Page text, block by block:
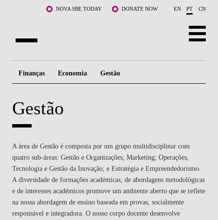
Saltar para o conteúdo principalNOVA SBE TODAY DONATE NOW EN PT CN
DOCENTES E INVESTIGAÇÃO
LIFE AT NOVA SBE
WHAT'S HAPPENING
Finanças Economia Gestão
Gestão
A área de Gestão é composta por um grupo multidisciplinar com
quatro sub-áreas: Gestão e Organizações; Marketing; Operações,
Tecnologia e Gestão da Inovação; e Estratégia e Empreendedorismo.
A diversidade de formações académicas, de abordagens metodológicas
e de interesses académicos promove um ambiente aberto que se reflete
na nossa abordagem de ensino baseada em provas, socialmente
responsável e integradora. O nosso corpo docente desenvolve